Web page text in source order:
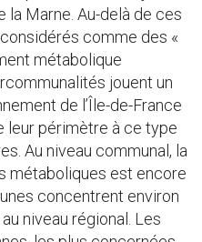
la Marne. Au-delà de ces
comme des «
métabolique
jouent un
de l’Île-de-France
leur périmètre à ce type
Au niveau communal, la
métaboliques est encore
concentrent environ
niveau régional. Les